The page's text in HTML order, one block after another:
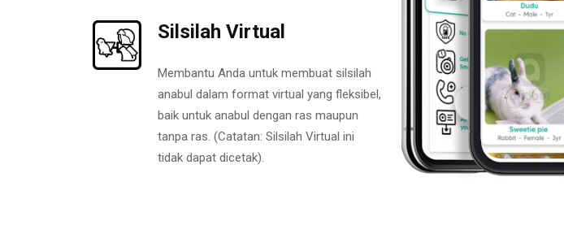
Silsilah Virtual
Membantu Anda untuk membuat silsilah
anabul dalam format virtual yang fleksibel,
baik untuk anabul dengan ras maupun
tanpa ras. (Catatan: Silsilah Virtual ini
tidak dapat dicetak).